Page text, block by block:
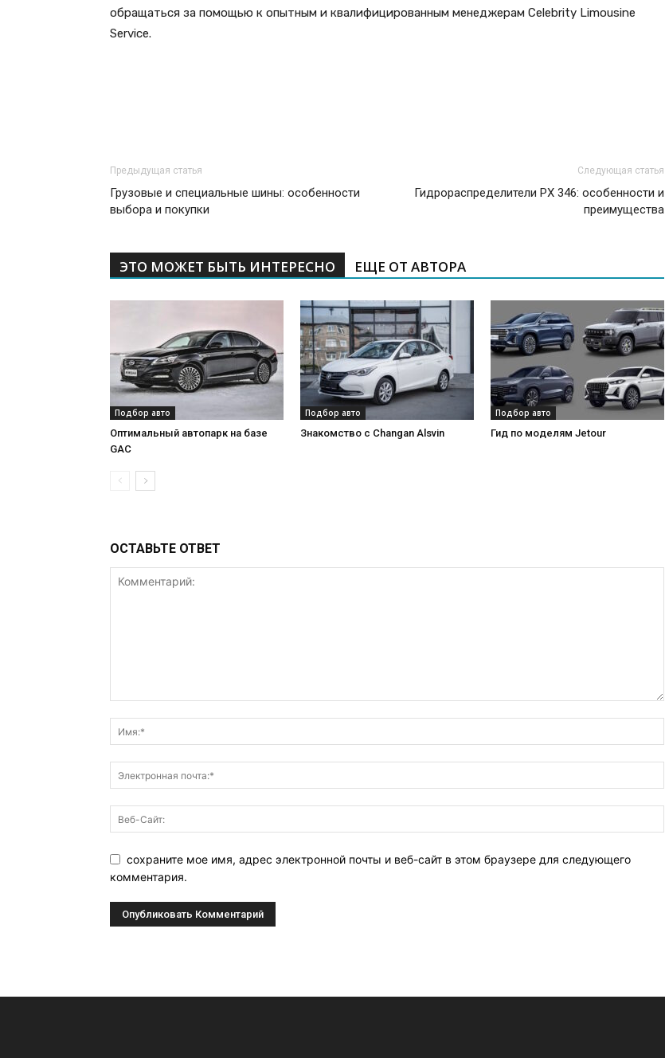
обращаться за помощью к опытным и квалифицированным менеджерам Celebrity Limousine
Service.
Предыдущая статья
Грузовые и специальные шины: особенности
выбора и покупки
Следующая статья
Гидрораспределители РХ 346: особенности и
преимущества
ЭТО МОЖЕТ БЫТЬ ИНТЕРЕСНО ЕЩЕ ОТ АВТОРА
Подбор авто
Оптимальный автопарк на базе
GAC
Подбор авто
Знакомство с Changan Alsvin
Подбор авто
Гид по моделям Jetour
ОСТАВЬТЕ ОТВЕТ
сохраните мое имя, адрес электронной почты и веб-сайт в этом браузере для следующего
комментария.